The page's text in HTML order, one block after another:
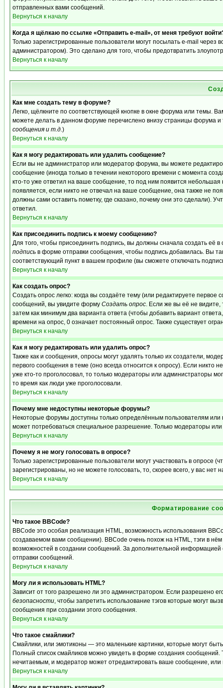
отправленных вами сообщений.
Вернуться к началу
Когда я щёлкаю по ссылке «Отправить e-mail», от меня требуют
Только зарегистрированные пользователи могут посылать e-mail
администратором). Это сделано для того, чтобы предотвратить
Вернуться к началу
Как мне создать тему в форуме?
Легко, щёлкните по соответствующей кнопке в окне форума или темы.
можете делать в данном форуме перечислено внизу страницы форума и
сообщения и т.д.)
Вернуться к началу
Как я могу редактировать или удалить сообщение?
Если вы не администратор или модератор форума, вы можете
сообщение (иногда только в течении некоторого времени с момента
кто-то уже ответил на ваше сообщение, то под ним появится
появляется, если никто не отвечал на ваше сообщение, она также не
должны сами оставить пометку, где сказано, почему они это сделали).
ответил.
Вернуться к началу
Как присоединить подпись к моему сообщению?
Для того, чтобы присоединить подпись, вы должны сначала создать её
подпись в форме отправки сообщения, чтобы подпись добавилась. Вы
соответствующий пункт в вашем профиле (вы сможете отключать
Вернуться к началу
Как создать опрос?
Создать опрос легко: когда вы создаёте тему (или редактируете
сообщений, вы увидите форму Создать опрос. Если же вы её не видите,
затем как минимум два варианта ответа (чтобы добавить вариант
времени на опрос, 0 означает постоянный опрос. Также существует
Вернуться к началу
Как я могу редактировать или удалить опрос?
Также как и сообщения, опросы могут удалять только их создатели,
первого сообщения в теме (оно всегда относится к опросу). Если никто
уже кто-то проголосовал, то только модераторы или администраторы
то время как люди уже проголосовали.
Вернуться к началу
Почему мне недоступны некоторые форумы?
Некоторые форумы доступны только определённым пользователям или
может потребоваться специальное разрешение. Только модераторы
Вернуться к началу
Почему я не могу голосовать в опросе?
Только зарегистрированные пользователи могут участвовать в опросе
зарегистрированы, но не можете голосовать, то, скорее всего, у вас нет
Вернуться к началу
Форматирование
Что такое BBCode?
BBCode это особая реализация HTML, возможность использования
создаваемом вами сообщении). BBCode очень похож на HTML, тэги в
возможностей в создании сообщений. За дополнительной
отправки сообщений.
Вернуться к началу
Могу ли я использовать HTML?
Зависит от того разрешено ли это администратором. Если разрешено
безопасности, чтобы запретить использование тэгов которые могут
сообщения при создании этого сообщения.
Вернуться к началу
Что такое смайлики?
Смайлики, или эмотиконы — это маленькие картинки, которые могут
Полный список смайликов можно увидеть в форме создания сообщений.
нечитаемым, и модератор может отредактировать ваше сообщение, или
Вернуться к началу